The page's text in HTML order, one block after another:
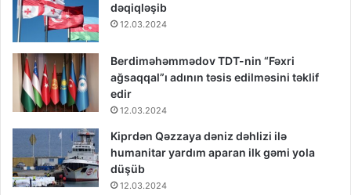
dəqiqləşib
12.03.2024
Berdiməhəmmədov TDT-nin “Fəxri
ağsaqqal”ı adının təsis edilməsini təklif
edir
12.03.2024
Kiprdən Qəzzaya dəniz dəhlizi ilə
humanitar yardım aparan ilk gəmi yola
düşüb
12.03.2024